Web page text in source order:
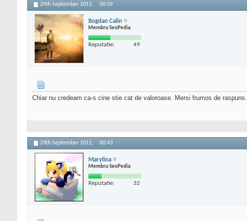
29th September 2011, 00:39
Bogdan Calin
Membru SeoPedia
Reputatie: 49
Chiar nu credeam ca-s cine stie cat de valoroase. Mersi frumos de raspuns.
29th September 2011, 00:43
Marylina
Membru SeoPedia
Reputatie: 32